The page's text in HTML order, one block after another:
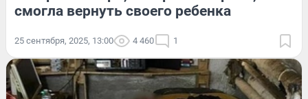
смогла вернуть своего ребенка
25 сентября, 2025, 13:00 4 460 1